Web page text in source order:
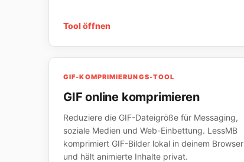
Tool öffnen
GIF-KOMPRIMIERUNGS-TOOL
GIF online komprimieren
Reduziere die GIF-Dateigröße für Messaging,
soziale Medien und Web-Einbettung. LessMB
komprimiert GIF-Bilder lokal in deinem Browser
und hält animierte Inhalte privat.